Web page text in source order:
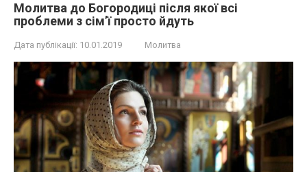
Молитва до Богородиці після якої всі
проблеми з сім’ї просто йдуть
Дата публікації: 10.01.2019 Молитва